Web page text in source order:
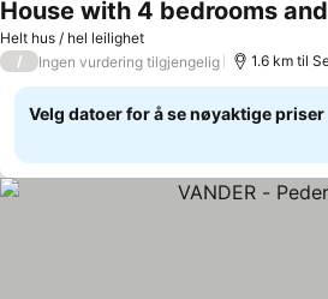
Helt hus / hel leilighet
House with 4 bedrooms
/ Ingen vurdering tilgjengelig 1.6 km til
Velg datoer for å se nøyaktige priser